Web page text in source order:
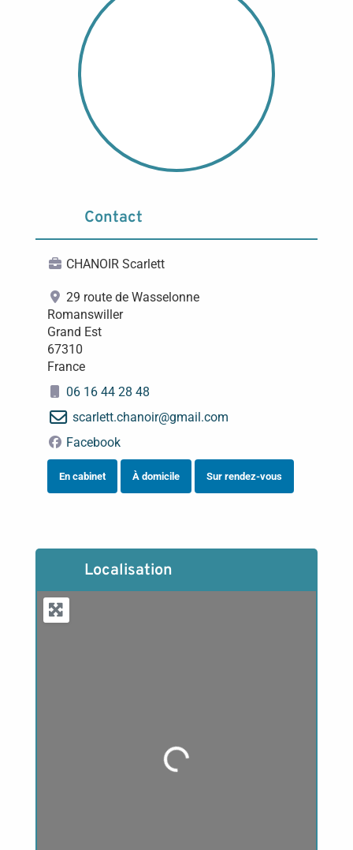
Contact
CHANOIR Scarlett
29 route de Wasselonne
Romanswiller
Grand Est
67310
France
06 16 44 28 48
scarlett.chanoir@gmail.com
Facebook
En cabinet À domicile Sur rendez-vous
Localisation
Loading...